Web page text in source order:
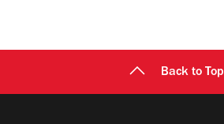
Back to Top